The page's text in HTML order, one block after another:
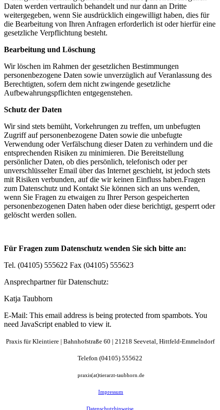
Daten werden vertraulich behandelt und nur dann an Dritte
weitergegeben, wenn Sie ausdrücklich eingewilligt haben, dies für
die Bearbeitung von Ihren Anfragen erforderlich ist oder hierfür eine
gesetzliche Verpflichtung besteht.
Bearbeitung und Löschung
Wir löschen im Rahmen der gesetzlichen Bestimmungen
personenbezogene Daten sowie unverzüglich auf Veranlassung des
Berechtigten, sofern dem nicht zwingende gesetzliche
Aufbewahrungspflichten entgegenstehen.
Schutz der Daten
Wir sind stets bemüht, Vorkehrungen zu treffen, um unbefugten
Zugriff auf personenbezogene Daten sowie die unbefugte
Verwendung oder Verfälschung dieser Daten zu verhindern und die
entsprechenden Risiken zu minimieren. Die Bereitstellung
persönlicher Daten, ob dies persönlich, telefonisch oder per
unverschlüsselter Email über das Internet geschieht, ist jedoch stets
mit Risiken verbunden, auf die wir keinen Einfluss haben.Fragen
zum Datenschutz und Kontakt Sie können sich an uns wenden,
wenn Sie Fragen zu etwaigen zu Ihrer Person gespeicherten
personenbezogenen Daten haben oder diese berichtigt, gesperrt oder
gelöscht werden sollen.
Für Fragen zum Datenschutz wenden Sie sich bitte an:
Tel. (04105) 555622 Fax (04105) 555623
Ansprechpartner für Datenschutz:
Katja Taubhorn
E-Mail: This email address is being protected from spambots. You
need JavaScript enabled to view it.
Praxis für Kleintiere | Bahnhofstraße60 | 21218 Seevetal, Hittfeld-Emmelndorf
Telefon (04105) 555622
praxis(at)tierarzt-taubhorn.de
Impressum
Datenschutzhinweise